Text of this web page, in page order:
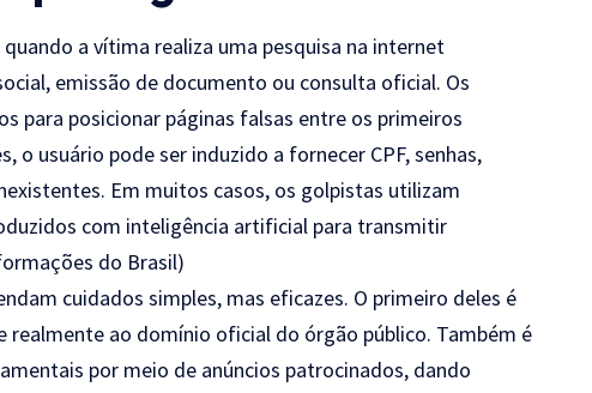
a vítima realiza uma pesquisa na internet
emissão de documento ou consulta oficial. Os
para posicionar páginas falsas entre os primeiros
o usuário pode ser induzido a fornecer CPF, senhas,
Em muitos casos, os golpistas utilizam
com inteligência artificial para transmitir
do Brasil)
cuidados simples, mas eficazes. O primeiro deles é
ao domínio oficial do órgão público. Também é
por meio de anúncios patrocinados, dando